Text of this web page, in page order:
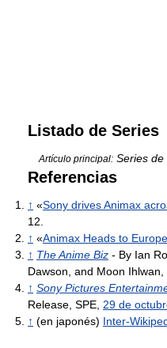
Listado de Series
Artículo principal: Series de
Referencias
↑ «Sony drives Animax
12.
↑ «Animax Heads to Europe
↑ The Anime Biz - By Ian
Dawson, and Moon Ihlwan,
↑ Sony Pictures
Release, SPE, 29 de
↑ (en japonés) Inter-